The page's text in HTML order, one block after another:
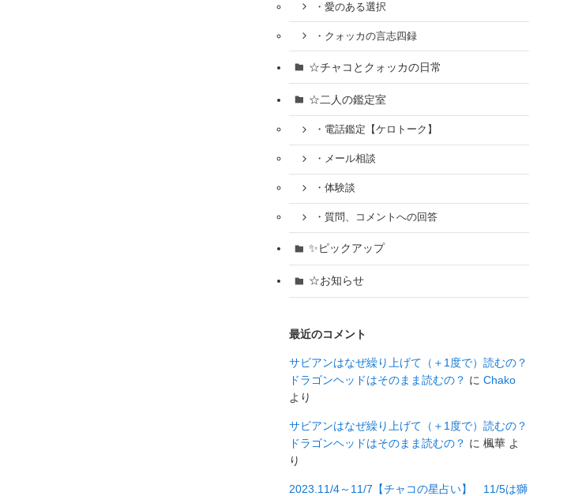
・愛のある選択
・クォッカの言志四録
☆チャコとクォッカの日常
☆二人の鑑定室
・電話鑑定【ケロトーク】
・メール相談
・体験談
・質問、コメントへの回答
✨ピックアップ
☆お知らせ
最近のコメント
サビアンはなぜ繰り上げて（＋1度で）読むの？
ドラゴンヘッドはそのまま読むの？ に Chako
より
サビアンはなぜ繰り上げて（＋1度で）読むの？
ドラゴンヘッドはそのまま読むの？ に 楓華 よ
り
2023.11/4～11/7【チャコの星占い】 11/5は獅